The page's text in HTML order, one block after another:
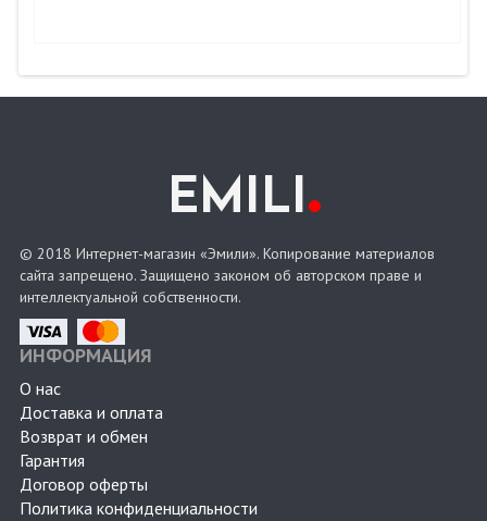
EMILI.
© 2018 Интернет-магазин «Эмили». Копирование материалов
сайта запрещено. Защищено законом об авторском праве и
интеллектуальной собственности.
ИНФОРМАЦИЯ
О нас
Доставка и оплата
Возврат и обмен
Гарантия
Договор оферты
Политика конфиденциальности